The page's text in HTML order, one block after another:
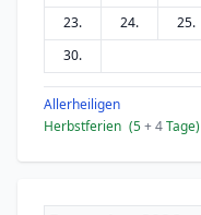
23.
24. 25.
30.
Allerheiligen
Herbstferien (5+ 4Tage)